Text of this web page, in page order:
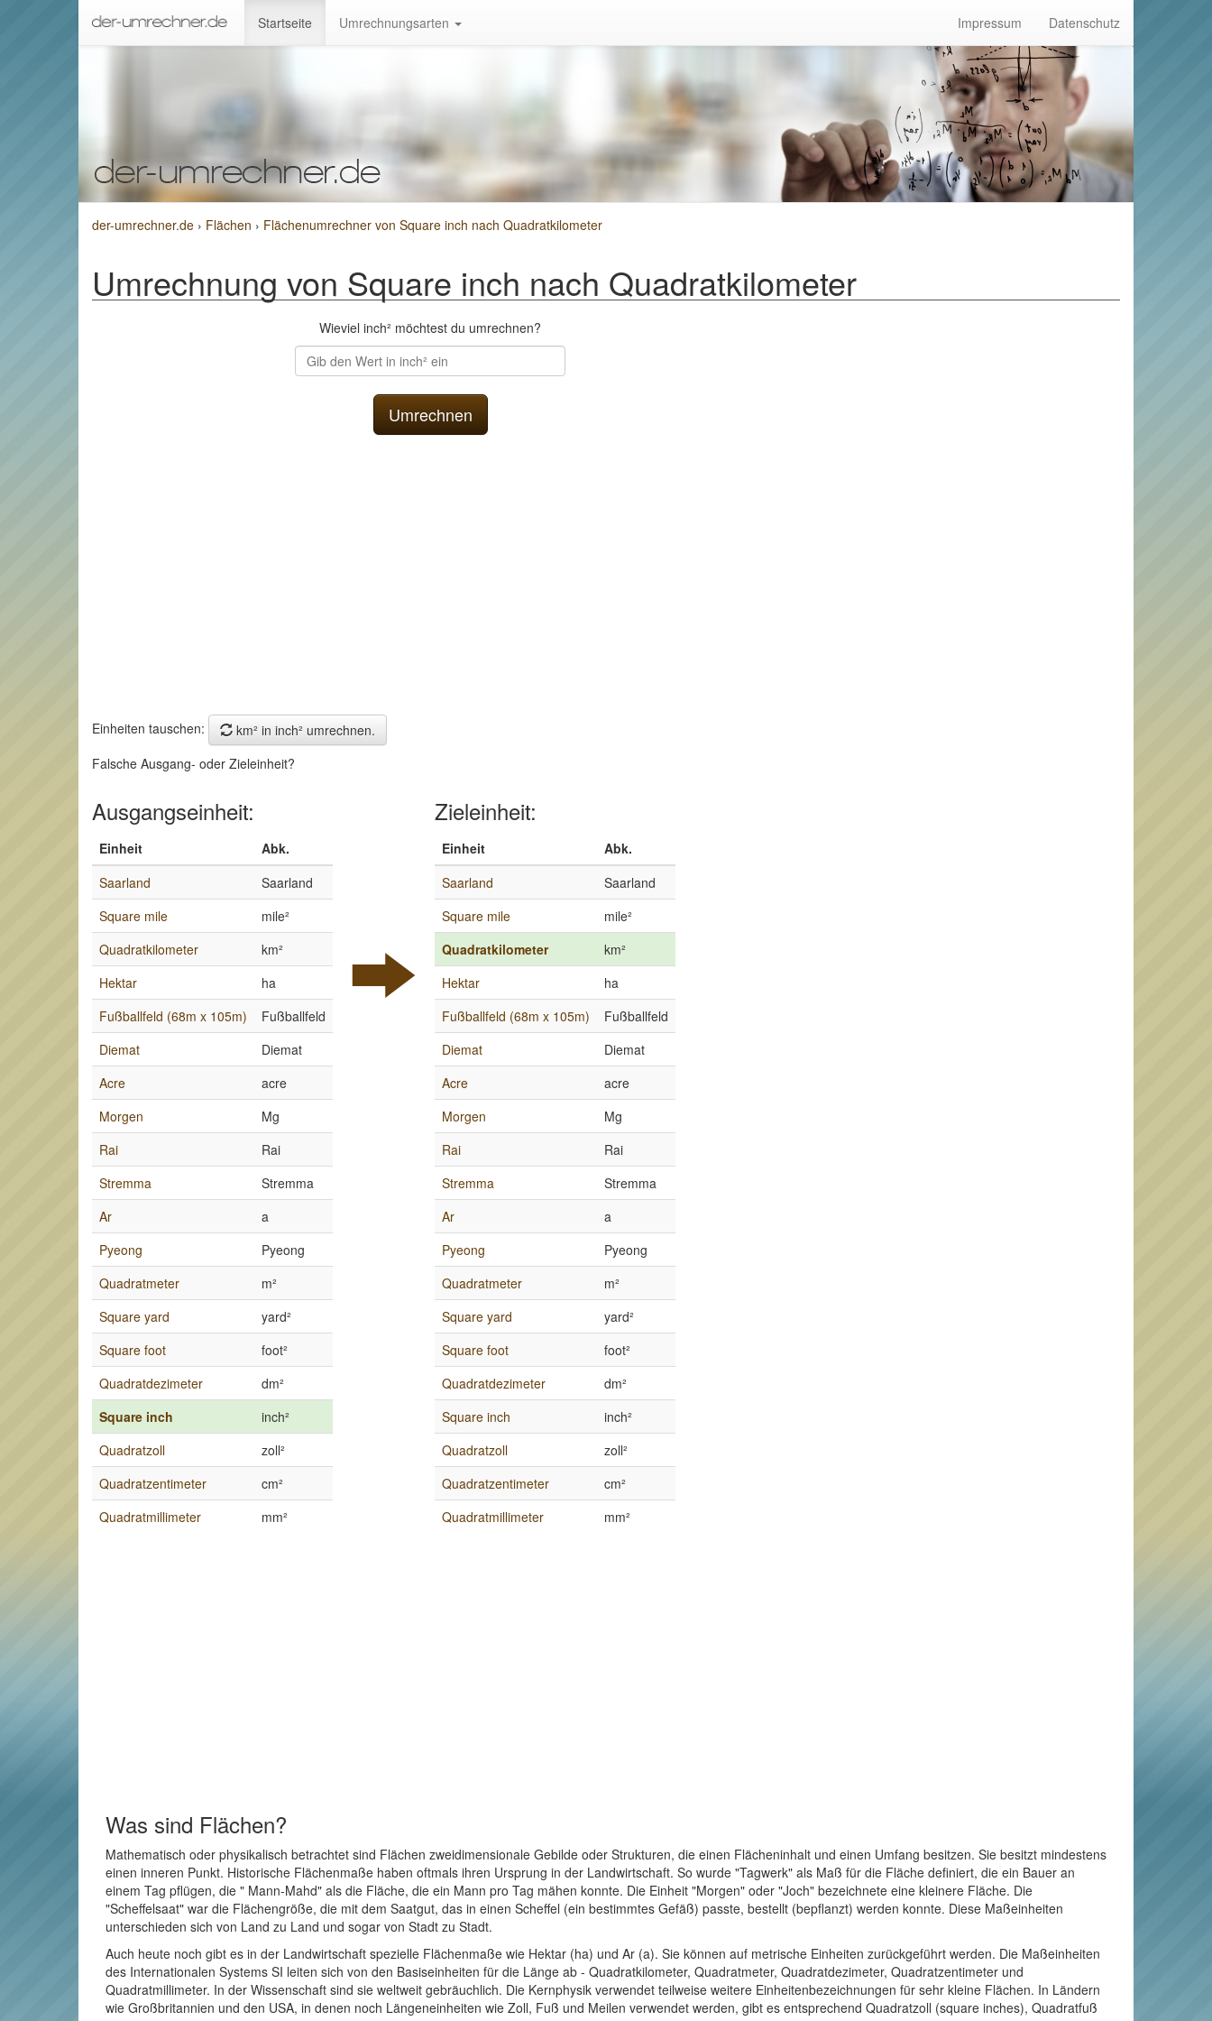
Startseite Umrechnungsarten Impressum Datenschutz
der-umrechner.de › Flächen › Flächenumrechner von Square inch nach Quadratkilometer
Umrechnung von Square inch nach Quadratkilometer
Wieviel inch² möchtest du umrechnen?
Einheiten tauschen:
km² in inch² umrechnen.
Falsche Ausgang- oder Zieleinheit?
Ausgangseinheit:
Einheit
Abk.
Saarland
Saarland
Square mile
mile²
Quadratkilometer
km²
Hektar
ha
Fußballfeld (68m x 105m)
Fußballfeld
Diemat
Diemat
Acre
acre
Morgen
Mg
Rai
Rai
Stremma
Stremma
Ar
a
Pyeong
Pyeong
Quadratmeter
m²
Square yard
yard²
Square foot
foot²
Quadratdezimeter
dm²
Square inch
inch²
Quadratzoll
zoll²
Quadratzentimeter
cm²
Quadratmillimeter
mm²
Zieleinheit:
Einheit
Abk.
Saarland
Saarland
Square mile
mile²
Quadratkilometer
km²
Hektar
ha
Fußballfeld (68m x 105m)
Fußballfeld
Diemat
Diemat
Acre
acre
Morgen
Mg
Rai
Rai
Stremma
Stremma
Ar
a
Pyeong
Pyeong
Quadratmeter
m²
Square yard
yard²
Square foot
foot²
Quadratdezimeter
dm²
Square inch
inch²
Quadratzoll
zoll²
Quadratzentimeter
cm²
Quadratmillimeter
mm²
Was sind Flächen?
Mathematisch oder physikalisch betrachtet sind Flächen zweidimensionale Gebilde oder Strukturen, die einen Flächeninhalt und einen Umfang besitzen. Sie besitzt mindestens
einen inneren Punkt. Historische Flächenmaße haben oftmals ihren Ursprung in der Landwirtschaft. So wurde "Tagwerk" als Maß für die Fläche definiert, die ein Bauer an
einem Tag pflügen, die " Mann-Mahd" als die Fläche, die ein Mann pro Tag mähen konnte. Die Einheit "Morgen" oder "Joch" bezeichnete eine kleinere Fläche. Die
"Scheffelsaat" war die Flächengröße, die mit dem Saatgut, das in einen Scheffel (ein bestimmtes Gefäß) passte, bestellt (bepflanzt) werden konnte. Diese Maßeinheiten
unterschieden sich von Land zu Land und sogar von Stadt zu Stadt.
Auch heute noch gibt es in der Landwirtschaft spezielle Flächenmaße wie Hektar (ha) und Ar (a). Sie können auf metrische Einheiten zurückgeführt werden. Die Maßeinheiten
des Internationalen Systems SI leiten sich von den Basiseinheiten für die Länge ab - Quadratkilometer, Quadratmeter, Quadratdezimeter, Quadratzentimeter und
Quadratmillimeter. In der Wissenschaft sind sie weltweit gebräuchlich. Die Kernphysik verwendet teilweise weitere Einheitenbezeichnungen für sehr kleine Flächen. In Ländern
wie Großbritannien und den USA, in denen noch Längeneinheiten wie Zoll, Fuß und Meilen verwendet werden, gibt es entsprechend Quadratzoll (square inches), Quadratfuß